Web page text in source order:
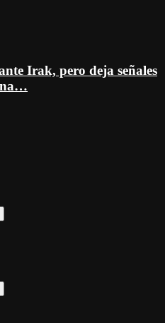
Irak, pero deja señales